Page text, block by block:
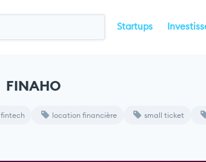
Startups
FINAHO
fintech location financière small ticket